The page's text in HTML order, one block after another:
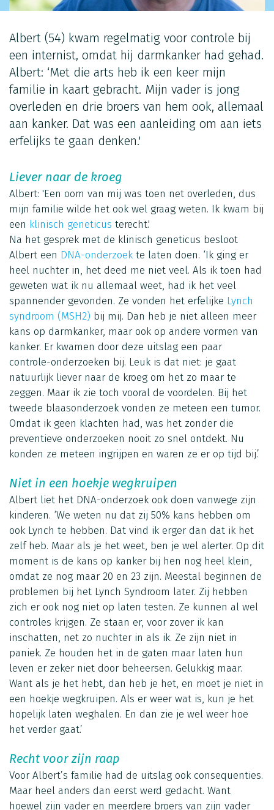
Albert (54) kwam regelmatig voor controle bij
een internist, omdat hij darmkanker had gehad.
Albert: ‘Met die arts heb ik een keer mijn
familie in kaart gebracht. Mijn vader is jong
overleden en drie broers van hem ook, allemaal
aan kanker. Dat was een aanleiding om aan iets
erfelijks te gaan denken.'
Liever naar de kroeg
Albert: 'Een oom van mij was toen net overleden, dus
mijn familie wilde het ook wel graag weten. Ik kwam bij
een klinisch geneticus terecht.'
Na het gesprek met de klinisch geneticus besloot
Albert een DNA-onderzoek te laten doen. ‘Ik ging er
heel nuchter in, het deed me niet veel. Als ik toen had
geweten wat ik nu allemaal weet, had ik het veel
spannender gevonden. Ze vonden het erfelijke Lynch
syndroom (MSH2) bij mij. Dan heb je niet alleen meer
kans op darmkanker, maar ook op andere vormen van
kanker. Er kwamen door deze uitslag een paar
controle-onderzoeken bij. Leuk is dat niet: je gaat
natuurlijk liever naar de kroeg om het zo maar te
zeggen. Maar ik zie toch vooral de voordelen. Bij het
tweede blaasonderzoek vonden ze meteen een tumor.
Omdat ik geen klachten had, was het zonder die
preventieve onderzoeken nooit zo snel ontdekt. Nu
konden ze meteen ingrijpen en waren ze er op tijd bij.’
Niet in een hoekje wegkruipen
Albert liet het DNA-onderzoek ook doen vanwege zijn
kinderen. ‘We weten nu dat zij 50% kans hebben om
ook Lynch te hebben. Dat vind ik erger dan dat ik het
zelf heb. Maar als je het weet, ben je wel alerter. Op dit
moment is de kans op kanker bij hen nog heel klein,
omdat ze nog maar 20 en 23 zijn. Meestal beginnen de
problemen bij het Lynch Syndroom later. Zij hebben
zich er ook nog niet op laten testen. Ze kunnen al wel
controles krijgen. Ze staan er, voor zover ik kan
inschatten, net zo nuchter in als ik. Ze zijn niet in
paniek. Ze houden het in de gaten maar laten hun
leven er zeker niet door beheersen. Gelukkig maar.
Want als je het hebt, dan heb je het, en moet je niet in
een hoekje wegkruipen. Als er weer wat is, kun je het
hopelijk laten weghalen. En dan zie je wel weer hoe
het verder gaat.’
Recht voor zijn raap
Voor Albert’s familie had de uitslag ook consequenties.
Maar heel anders dan eerst werd gedacht. Want
hoewel zijn vader en meerdere broers van zijn vader